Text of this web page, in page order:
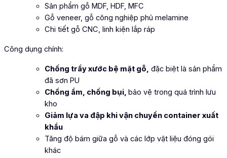
Sản phẩm gỗ MDF, HDF, MFC
Gỗ veneer, gỗ công nghiệp phủ melamine
Chi tiết gỗ CNC, linh kiện lắp ráp
Công dụng chính:
Chống trầy xước bệ mặt gỗ, đặc biệt là sản phẩm
đã sơn PU
Chống ẩm, chống bụi, bảo vệ trong quá trình lưu
kho
Giảm lựa va đập khi vận chuyển container xuất
khẩu
Tăng độ bám giữa gỗ và các lớp vật liệu đóng gói
khác